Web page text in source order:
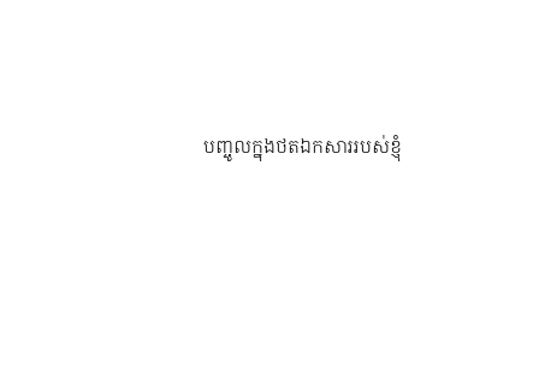
បញ្ចូលក្នុងថតឯកសាររបស់ខ្ញុំ